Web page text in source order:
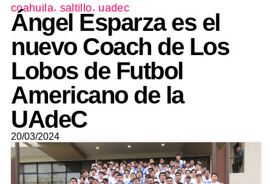
coahuila, saltillo, uadec
Ángel Esparza es el
nuevo Coach de Los
Lobos de Futbol
Americano de la
UAdeC
20/03/2024